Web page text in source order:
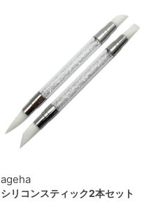
ageha
シリコンスティック2本セット